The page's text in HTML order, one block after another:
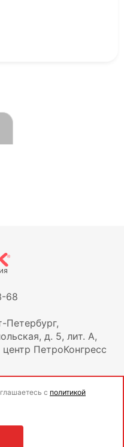
68
Петербург,
д. 5, лит. А,
ПетроКонгресс
с политикой